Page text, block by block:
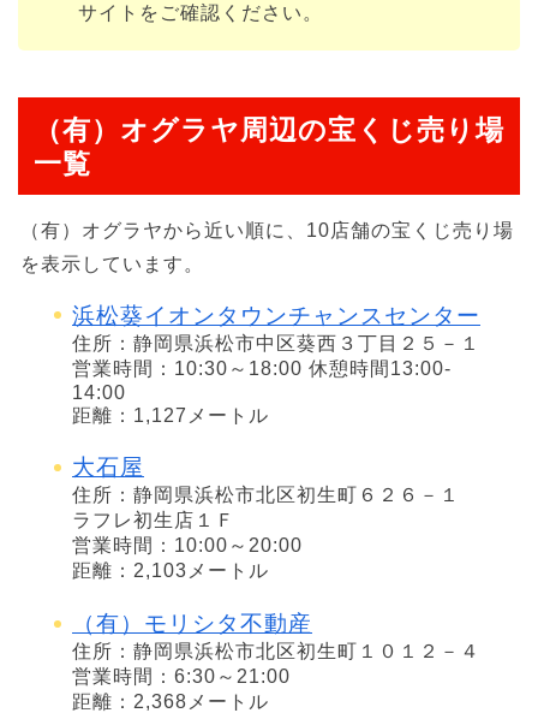
サイトをご確認ください。
（有）オグラヤ周辺の宝くじ売り場
一覧
（有）オグラヤから近い順に、10店舗の宝くじ売り場
を表示しています。
浜松葵イオンタウンチャンスセンター
住所：静岡県浜松市中区葵西３丁目２５－１
営業時間：10:30～18:00 休憩時間13:00-
14:00
距離：1,127メートル
大石屋
住所：静岡県浜松市北区初生町６２６－１
ラフレ初生店１Ｆ
営業時間：10:00～20:00
距離：2,103メートル
（有）モリシタ不動産
住所：静岡県浜松市北区初生町１０１２－４
営業時間：6:30～21:00
距離：2,368メートル